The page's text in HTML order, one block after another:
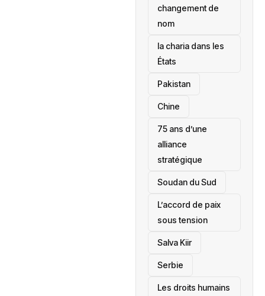
changement de
nom
la charia dans les
États
‎Pakistan
Chine
75 ans d’une
alliance
stratégique
‎Soudan du Sud
L’accord de paix
sous tension
Salva Kiir
‎Serbie
Les droits humains